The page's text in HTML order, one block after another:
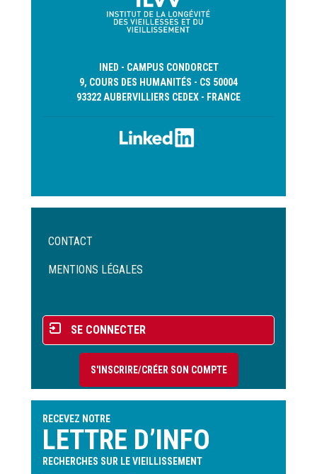
INED - CAMPUS CONDORCET
9, COURS DES HUMANITÉS - CS 50004
93322 AUBERVILLIERS CEDEX - FRANCE
Menu
de
CONTACT
MENTIONS LÉGALES
Menu
du
compte
l'utilisateur
SE CONNECTER
S'INSCRIRE/CRÉER SON COMPTE
RECEVEZ NOTRE
LETTRE D’INFO
RECHERCHES SUR LE VIEILLISSEMENT